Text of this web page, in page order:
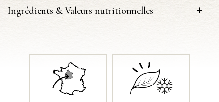
Ingrédients & Valeurs nutritionnelles